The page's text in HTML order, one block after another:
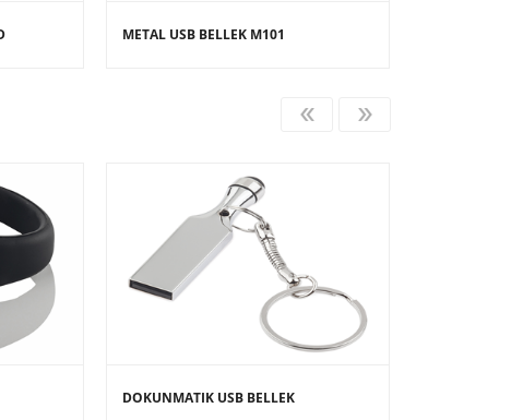
METAL USB BELLEK M101
DOKUNMATIK USB BELLEK